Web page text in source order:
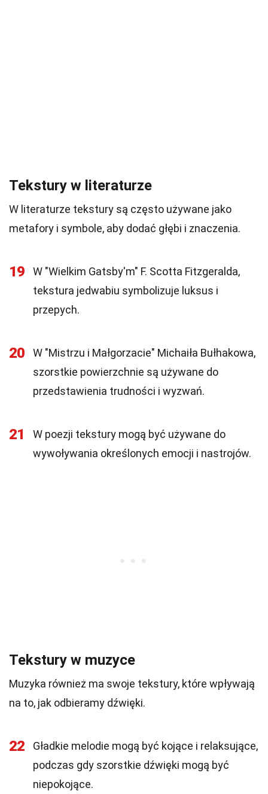
Tekstury w literaturze
W literaturze tekstury są często używane jako
metafory i symbole, aby dodać głębi i znaczenia.
19
W "Wielkim Gatsby'm" F. Scotta Fitzgeralda,
tekstura jedwabiu symbolizuje luksus i
przepych.
20
W "Mistrzu i Małgorzacie" Michaiła Bułhakowa,
szorstkie powierzchnie są używane do
przedstawienia trudności i wyzwań.
21
W poezji tekstury mogą być używane do
wywoływania określonych emocji i nastrojów.
Tekstury w muzyce
Muzyka również ma swoje tekstury, które wpływają
na to, jak odbieramy dźwięki.
22
Gładkie melodie mogą być kojące i relaksujące,
podczas gdy szorstkie dźwięki mogą być
niepokojące.